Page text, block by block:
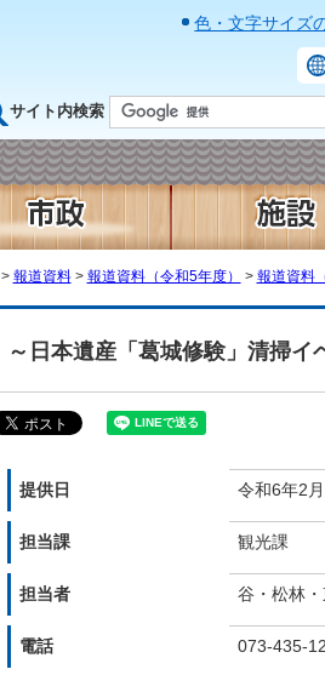
色・文字サイズ
サイト内検索
> 報道資料> 報道資料（令和5年度） > 報道資料
～日本遺産「葛城修験」清掃イ
提供日 令和6年2
担当課 観光課
担当者 谷・松林・
電話 073-435-